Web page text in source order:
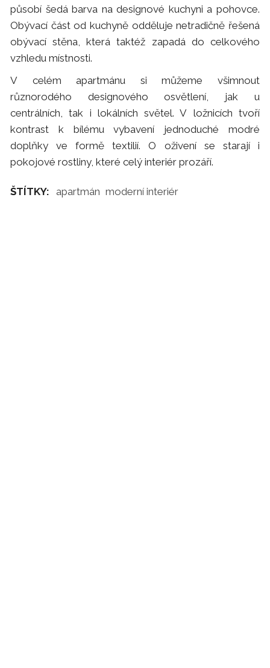
působí šedá barva na designové kuchyni a pohovce.
Obývací část od kuchyně odděluje netradičně řešená
obývací stěna, která taktéž zapadá do celkového
vzhledu místnosti.
V celém apartmánu si můžeme všimnout
různorodého designového osvětlení, jak u
centrálních, tak i lokálních světel. V ložnicích tvoří
kontrast k bílému vybavení jednoduché modré
doplňky ve formě textilií. O oživení se starají i
pokojové rostliny, které celý interiér prozáří.
ŠTÍTKY: apartmán moderní interiér